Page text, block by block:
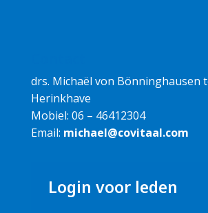
drs. Michaël von Bönninghausen
Herinkhave
Mobiel: 06 – 46412304
Email: michael@covitaal.com
Login voor leden